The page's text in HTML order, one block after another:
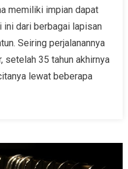
memiliki impian dapat
ini dari berbagai lapisan
Seiring perjalanannya
setelah 35 tahun akhirnya
lewat beberapa